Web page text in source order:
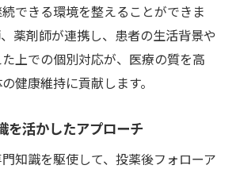
できる環境を整えることができま
薬剤師が連携し、患者の生活背景や
上での個別対応が、医療の質を高
健康維持に貢献します。
を活かしたアプローチ
知識を駆使して、投薬後フォローア